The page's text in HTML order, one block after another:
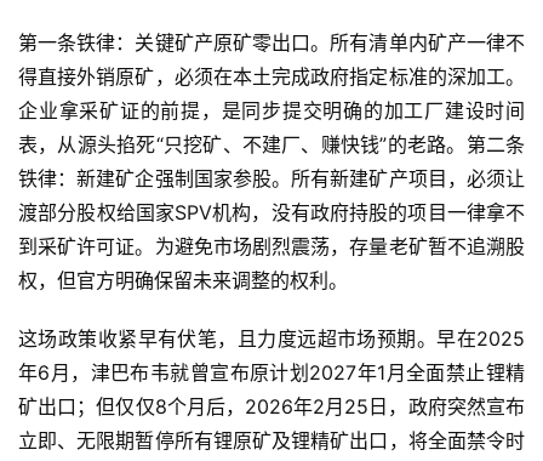
第一条铁律：关键矿产原矿零出口。所有清单内矿产一律不
得直接外销原矿，必须在本土完成政府指定标准的深加工。
企业拿采矿证的前提，是同步提交明确的加工厂建设时间
表，从源头掐死“只挖矿、不建厂、赚快钱”的老路。第二条
铁律：新建矿企强制国家参股。所有新建矿产项目，必须让
渡部分股权给国家SPV机构，没有政府持股的项目一律拿不
到采矿许可证。为避免市场剧烈震荡，存量老矿暂不追溯股
权，但官方明确保留未来调整的权利。
这场政策收紧早有伏笔，且力度远超市场预期。早在2025
年6月，津巴布韦就曾宣布原计划2027年1月全面禁止锂精
矿出口；但仅仅8个月后，2026年2月25日，政府突然宣布
立即、无限期暂停所有锂原矿及锂精矿出口，将全面禁令时